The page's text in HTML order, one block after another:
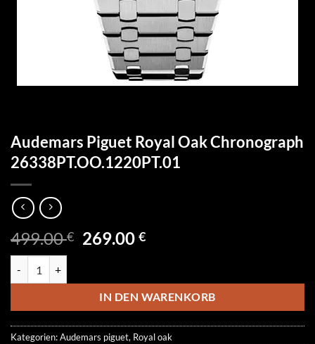
Audemars Piguet Royal Oak Chronograph
26338PT.OO.1220PT.01
499.00€ Ursprünglicher
499.00 €
269.00€Aktueller
269.00 €.
IN DEN WARENKORB
Kategorien:Audemars piguet, Royal oak